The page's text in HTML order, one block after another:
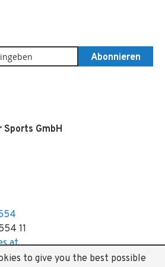
to give you the best possible
Abonnieren
GmbH
11